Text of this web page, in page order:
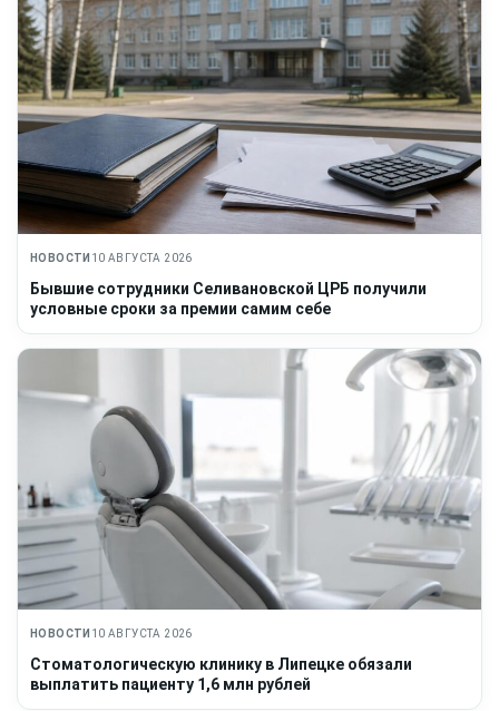
НОВОСТИ 10 АВГУСТА 2026
Бывшие сотрудники Селивановской ЦРБ получили
условные сроки за премии самим себе
НОВОСТИ 10 АВГУСТА 2026
Стоматологическую клинику в Липецке обязали
выплатить пациенту 1,6 млн рублей